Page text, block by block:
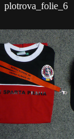
plotrova_folie_6